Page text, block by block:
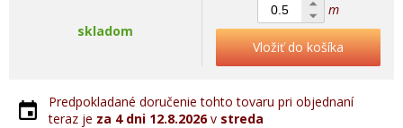
skladom
m
Vložiť do košíka
Predpokladané doručenie tohto tovaru pri objednaní
teraz je za 4 dni 12.8.2026v streda